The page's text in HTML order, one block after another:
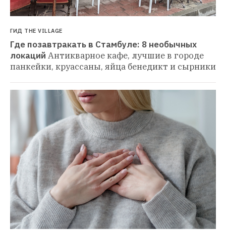
ГИД THE VILLAGE
Где позавтракать в Стамбуле: 8 необычных
локаций Антикварное кафе, лучшие в городе
панкейки, круассаны, яйца бенедикт и сырники